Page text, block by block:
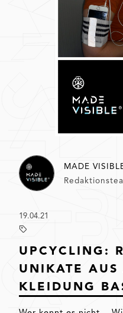
MADE
19.04.21
UPCYCLING:
UNIKATE AUS
KLEIDUNG